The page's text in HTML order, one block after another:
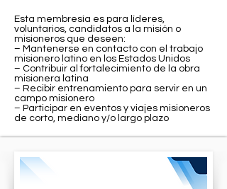
Esta membresía es para líderes,
voluntarios, candidatos a la misión o
misioneros que deseen:
– Mantenerse en contacto con el trabajo
misionero latino en los Estados Unidos
– Contribuir al fortalecimiento de la obra
misionera latina
– Recibir entrenamiento para servir en un
campo misionero
– Participar en eventos y viajes misioneros
de corto, mediano y/o largo plazo